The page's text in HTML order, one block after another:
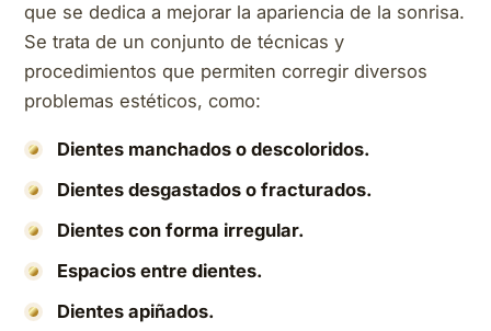
que se dedica a mejorar la apariencia de la sonrisa.
Se trata de un conjunto de técnicas y
procedimientos que permiten corregir diversos
problemas estéticos, como:
Dientes manchados o descoloridos.
Dientes desgastados o fracturados.
Dientes con forma irregular.
Espacios entre dientes.
Dientes apiñados.